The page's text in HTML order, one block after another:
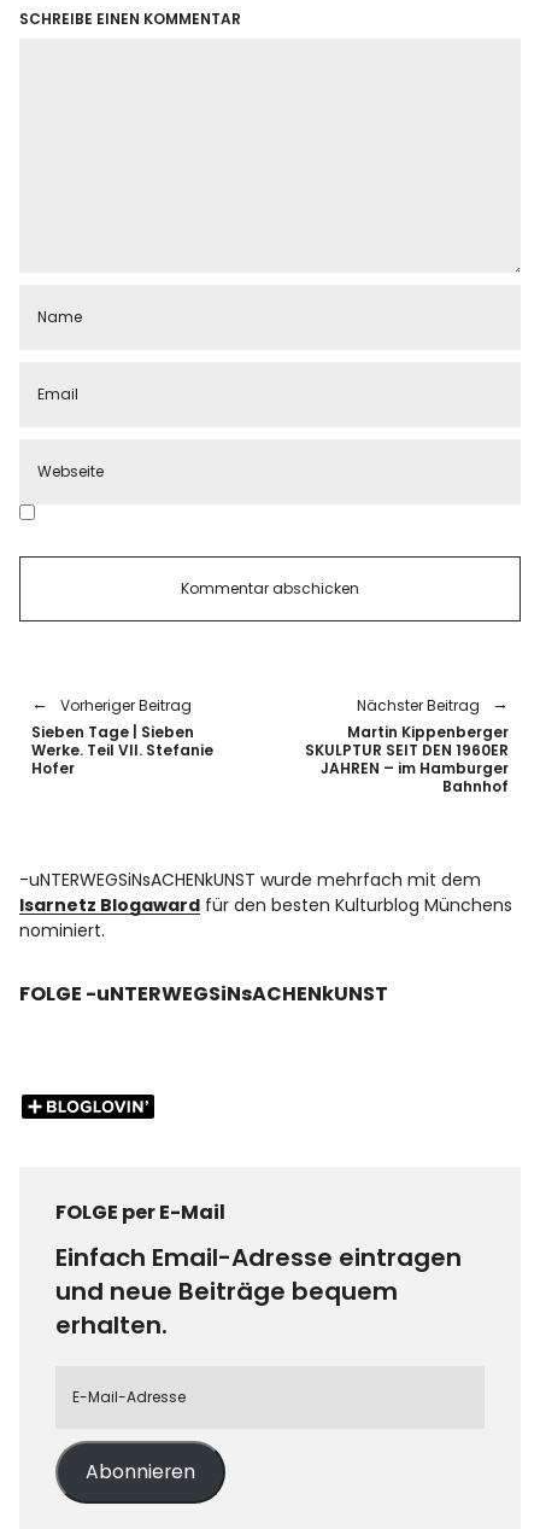
SCHREIBE EINEN KOMMENTAR
Vorheriger Beitrag
Sieben Tage | Sieben
Werke. Teil VII. Stefanie
Hofer
Nächster Beitrag
Martin Kippenberger
SKULPTUR SEIT DEN 1960ER
JAHREN – im Hamburger
Bahnhof
-uNTERWEGSiNsACHENkUNST wurde mehrfach mit dem
Isarnetz Blogaward für den besten Kulturblog Münchens
nominiert.
FOLGE -uNTERWEGSiNsACHENkUNST
FOLGE per E-Mail
Einfach Email-Adresse eintragen
und neue Beiträge bequem
erhalten.
Abonnieren